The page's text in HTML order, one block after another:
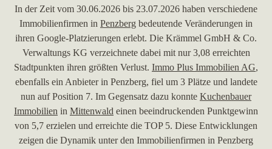
In der Zeit vom 30.06.2026 bis 23.07.2026 haben verschiedene
Immobilienfirmen in Penzberg bedeutende Veränderungen in
ihren Google-Platzierungen erlebt. Die Krämmel GmbH & Co.
Verwaltungs KG verzeichnete dabei mit nur 3,08 erreichten
Stadtpunkten ihren größten Verlust. Immo Plus Immobilien AG,
ebenfalls ein Anbieter in Penzberg, fiel um 3 Plätze und landete
nun auf Position 7. Im Gegensatz dazu konnte Kuchenbauer
Immobilien in Mittenwald einen beeindruckenden Punktgewinn
von 5,7 erzielen und erreichte die TOP 5. Diese Entwicklungen
zeigen die Dynamik unter den Immobilienfirmen in Penzberg